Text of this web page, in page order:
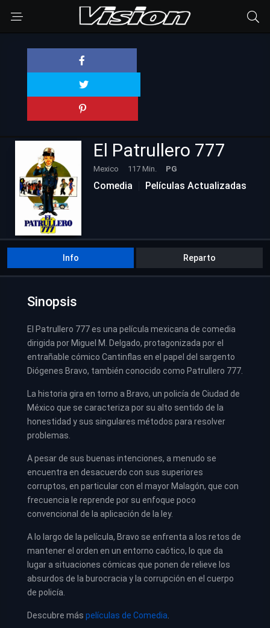
El Patrullero 777
Mexico 117 Min. PG
Comedia Películas Actualizadas
Info Reparto
Sinopsis
El Patrullero 777 es una película mexicana de comedia
dirigida por Miguel M. Delgado, protagonizada por el
entrañable cómico Cantinflas en el papel del sargento
Diógenes Bravo, también conocido como Patrullero 777.
La historia gira en torno a Bravo, un policía de Ciudad de
México que se caracteriza por su alto sentido de la
honestidad y sus singulares métodos para resolver
problemas.
A pesar de sus buenas intenciones, a menudo se
encuentra en desacuerdo con sus superiores
corruptos, en particular con el mayor Malagón, que con
frecuencia le reprende por su enfoque poco
convencional de la aplicación de la ley.
A lo largo de la película, Bravo se enfrenta a los retos de
mantener el orden en un entorno caótico, lo que da
lugar a situaciones cómicas que ponen de relieve los
absurdos de la burocracia y la corrupción en el cuerpo
de policía.
Descubre más películas de Comedia